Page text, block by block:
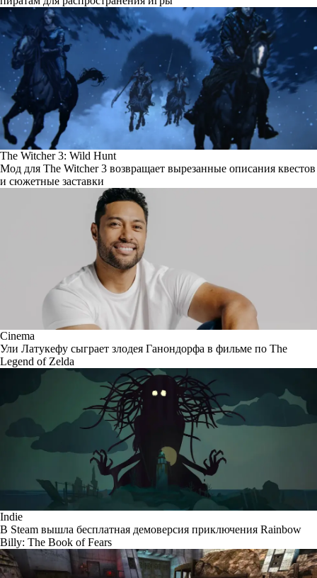
The Witcher 3: Wild Hunt
Мод для The Witcher 3 возвращает вырезанные описания квестов
и сюжетные заставки
Cinema
Ули Латукефу сыграет злодея Ганондорфа в фильме по The
Legend of Zelda
Indie
В Steam вышла бесплатная демоверсия приключения Rainbow
Billy: The Book of Fears